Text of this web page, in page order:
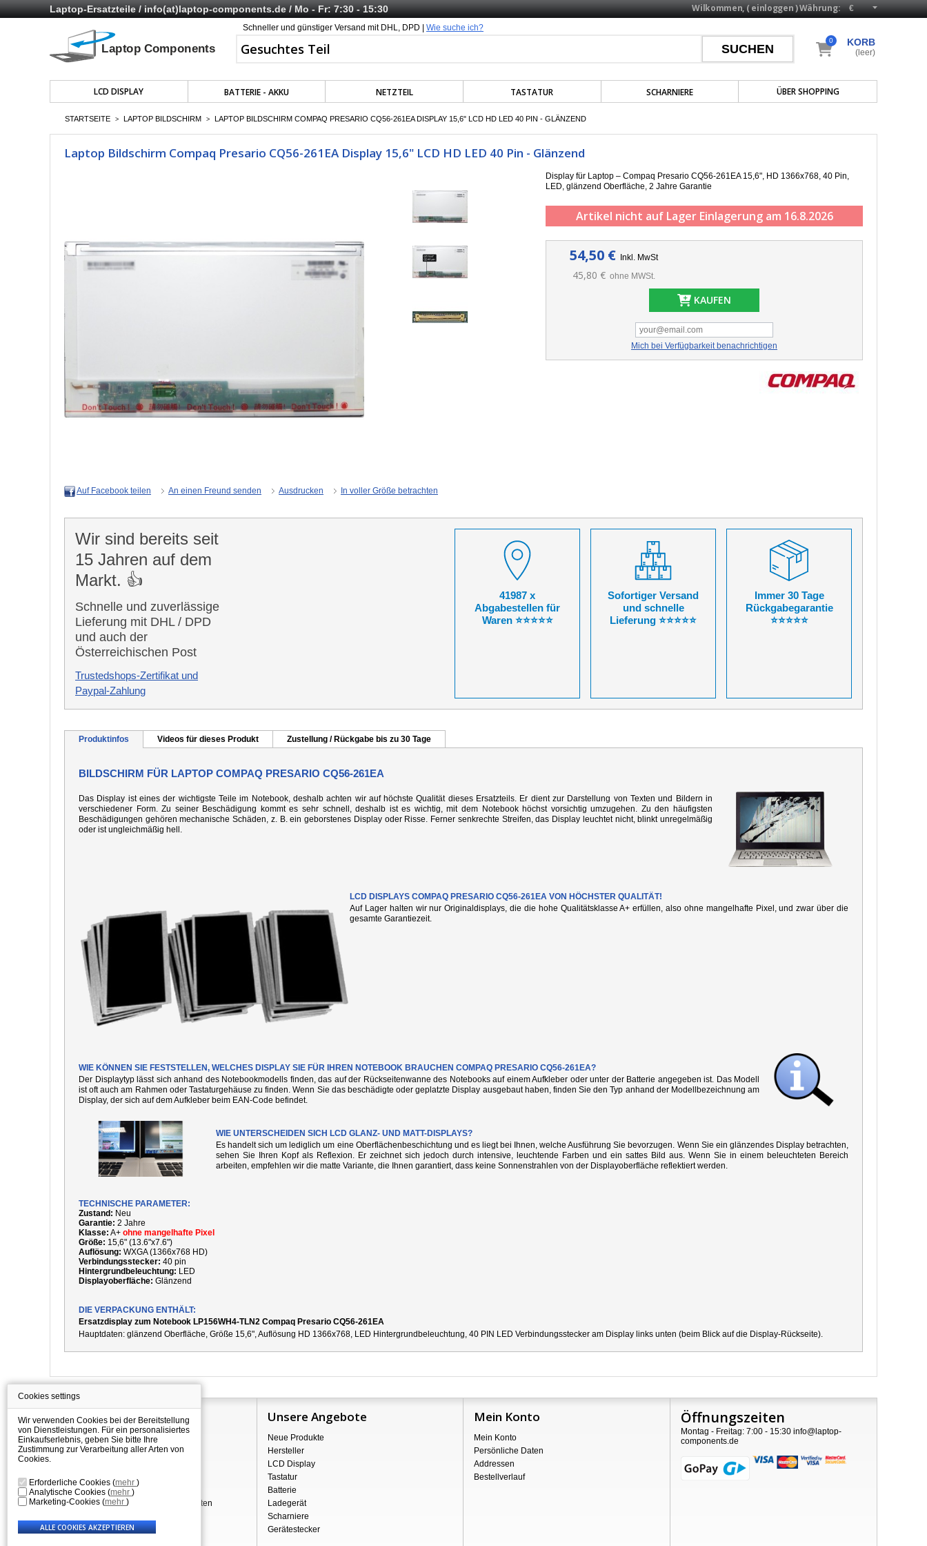
Laptop-Ersatzteile /info(at)laptop-components.de/ Mo - Fr: 7:30 - 15:30 Währung:
Wilkommen, (einloggen)
Schneller und günstiger Versand mit DHL, DPD | Wie suche ich?
LCD DISPLAY BATTERIE - AKKU NETZTEIL TASTATUR SCHARNIERE ÜBER SHOPPING
KORB
0
(leer)
STARTSEITE > LAPTOP BILDSCHIRM > LAPTOP BILDSCHIRM COMPAQ PRESARIO CQ56-261EA DISPLAY 15,6" LCD HD LED 40 PIN - GLÄNZEND
Laptop Bildschirm Compaq Presario CQ56-261EA Display 15,6" LCD HD LED 40 Pin - Glänzend
Display für Laptop – Compaq Presario CQ56-261EA 15,6", HD 1366x768, 40 Pin,
LED, g länzend Oberfläche, 2 Jahre Garantie
Artikel nicht auf Lager Einlagerung am 16.8.2026
54,50 € Inkl. MwSt
45,80 € ohne MWSt.
KAUFEN
Mich bei Verfügbarkeit benachrichtigen
Auf Facebook teilen An einen Freund senden Ausdrucken In voller Größe betrachten
Wir sind bereits seit
15 Jahren auf dem
Markt. 👍
Schnelle und zuverlässige
Lieferung mit DHL / DPD
und auch der
Österreichischen Post
Trustedshops-Zertifikat und
Paypal-Zahlung
41987 x
Abgabestellen für
Waren ⭐⭐⭐⭐⭐
Sofortiger Versand
und schnelle
Lieferung ⭐⭐⭐⭐⭐
Immer 30 Tage
Rückgabegarantie
⭐⭐⭐⭐⭐
Produktinfos Videos für dieses Produkt Zustellung / Rückgabe bis zu 30 Tage
BILDSCHIRM FÜR LAPTOP COMPAQ PRESARIO CQ56-261EA
Das Display ist eines der wichtigste Teile im Notebook, deshalb achten wir auf höchste Qualität dieses Ersatzteils. Er dient zur Darstellung von Texten und Bildern in
verschiedener Form. Zu seiner Beschädigung kommt es sehr schnell, deshalb ist es wichtig, mit dem Notebook höchst vorsichtig umzugehen. Zu den häufigsten
Beschädigungen gehören mechanische Schäden, z. B. ein geborstenes Display oder Risse. Ferner senkrechte Streifen, das Display leuchtet nicht, blinkt unregelmäßig
oder ist ungleichmäßig hell.
LCD DISPLAYS COMPAQ PRESARIO CQ56-261EA VON HÖCHSTER QUALITÄT!
Auf Lager halten wir nur Originaldisplays, die die hohe Qualitätsklasse A+ erfüllen, also ohne mangelhafte Pixel, und zwar über die
gesamte Garantiezeit.
WIE KÖNNEN SIE FESTSTELLEN, WELCHES DISPLAY SIE FÜR IHREN NOTEBOOK BRAUCHEN COMPAQ PRESARIO CQ56-261EA?
Der Displaytyp lässt sich anhand des Notebookmodells finden, das auf der Rückseitenwanne des Notebooks auf einem Aufkleber oder unter der Batterie angegeben ist. Das Modell
ist oft auch am Rahmen oder Tastaturgehäuse zu finden. Wenn Sie das beschädigte oder geplatzte Display ausgebaut haben, finden Sie den Typ anhand der Modellbezeichnung am
Display, der sich auf dem Aufkleber beim EAN-Code befindet.
WIE UNTERSCHEIDEN SICH LCD GLANZ- UND MATT-DISPLAYS?
Es handelt sich um lediglich um eine Oberflächenbeschichtung und es liegt bei Ihnen, welche Ausführung Sie bevorzugen. Wenn Sie ein glänzendes Display betrachten,
sehen Sie Ihren Kopf als Reflexion. Er zeichnet sich jedoch durch intensive, leuchtende Farben und ein sattes Bild aus. Wenn Sie in einem beleuchteten Bereich
arbeiten, empfehlen wir die matte Variante, die Ihnen garantiert, dass keine Sonnenstrahlen von der Displayoberfläche reflektiert werden.
TECHNISCHE PARAMETER:
Zustand: Neu
Garantie: 2 Jahre
Klasse: A+ ohne mangelhafte Pixel
Größe: 15,6" (13.6"x7.6")
Auflösung: WXGA (1366x768 HD)
Verbindungsstecker: 40 pin
Hintergrundbeleuchtung: LED
Displayoberfläche: Glänzend
DIE VERPACKUNG ENTHÄLT:
Ersatzdisplay zum Notebook LP156WH4-TLN2 Compaq Presario CQ56-261EA
Hauptdaten: g länzend Oberfläche, Größe 15,6", Auflösung HD 1366x768, LED Hintergrundbeleuchtung, 40 PIN LED Verbindungsstecker am Display links unten (beim Blick auf die Display-Rückseite).
Information
Über Shopping
Versand
Reklamation & Widerrufsrecht
Geschäftsbedingungen
Verarbeitung personenbezogener Daten
Unsere Angebote
Neue Produkte
Hersteller
LCD Display
Tastatur
Batterie
Ladegerät
Scharniere
Gerätestecker
Mein Konto
Mein Konto
Persönliche Daten
Addressen
Bestellverlauf
Öffnungszeiten
Montag - Freitag: 7:00 - 15:30 info@laptop-
components.de
Cookies settings
Wir verwenden Cookies bei der Bereitstellung
von Dienstleistungen. Für ein personalisiertes
Einkaufserlebnis, geben Sie bitte Ihre
Zustimmung zur Verarbeitung aller Arten von
Cookies.
Erforderliche Cookies (mehr )
Analytische Cookies (mehr )
Marketing-Cookies (mehr )